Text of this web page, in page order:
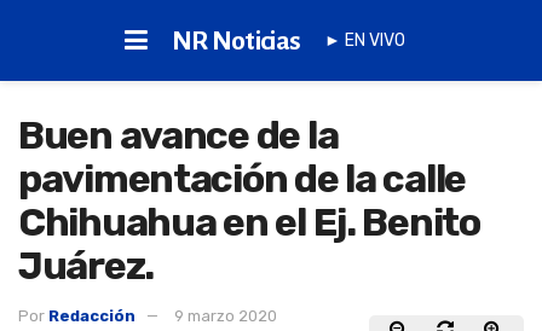
NR Noticias ► EN VIVO
Buen avance de la
pavimentación de la calle
Chihuahua en el Ej. Benito
Juárez.
Por Redacción
9 marzo 2020